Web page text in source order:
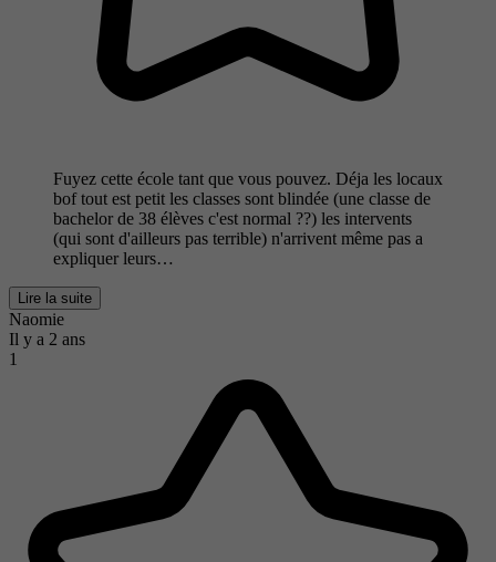
Fuyez cette école tant que vous pouvez. Déja les locaux
bof tout est petit les classes sont blindée (une classe de
bachelor de 38 élèves c'est normal ??) les intervents
(qui sont d'ailleurs pas terrible) n'arrivent même pas a
expliquer leurs…
Lire la suite
Naomie
Il y a 2 ans
1